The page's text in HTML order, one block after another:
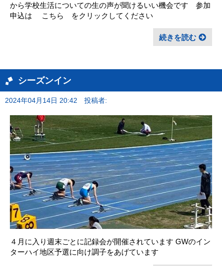
から学校生活についての生の声が聞けるいい機会です 参加
申込は こちら をクリックしてください
続きを読む
シーズンイン
2024年04月14日 20:42 投稿者:
４月に入り週末ごとに記録会が開催されています GWのイン
ターハイ地区予選に向け調子をあげています